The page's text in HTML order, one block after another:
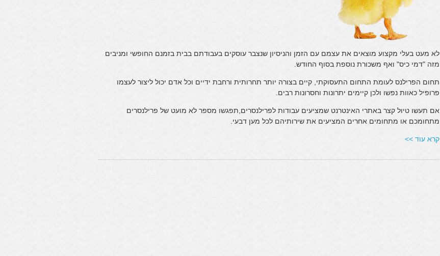
לא מעט בעלי מקצוע מוצאים את עצמם עם הזמן והניסיון שנצבר עוסקים בעבודתם בבית בזמנם החופשי ומניבים
מזה "דמי כיס" ואף משכורת נוספת בסוף החודש.
תחום הפרילנס לעומת התחום התעסוקתי, קיים בצורה יותר תחרותית ורחבת ידיים וכל אדם יכול ליצור לעצמו
פרופיל כאוות נפשו ולכן קיימים יתרונות וחסרונות רבים.
אם תעשו טיול קצר באתרי האינטרנט שמציעים עבודות לפרילנסרים,תפגשו מספר לא מועט של פרילנסרים
מתחומכם או מתחומים אחרים המציעים את שירותיהם לכל מען דבעי.
קרא עוד >>